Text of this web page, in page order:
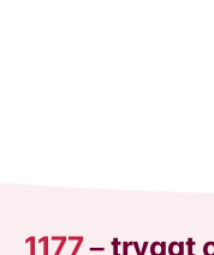
1177–tryggt